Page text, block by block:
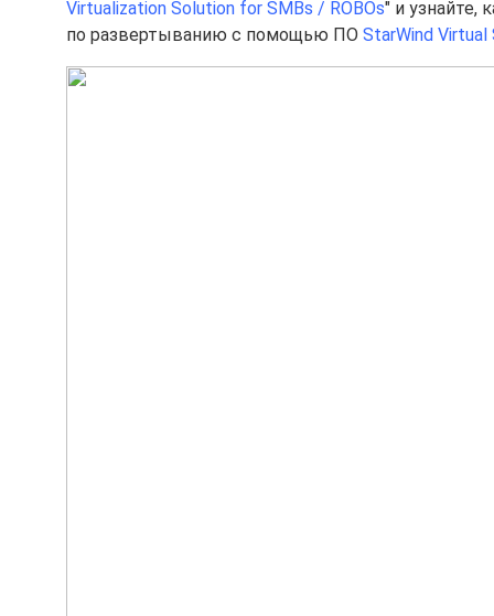
Virtualization Solution for SMBs / ROBOs" и узнайте,
по развертыванию с помощью ПО StarWind Virtual